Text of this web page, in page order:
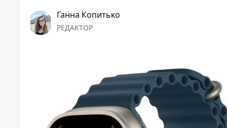
Ганна Копитько
РЕДАКТОР